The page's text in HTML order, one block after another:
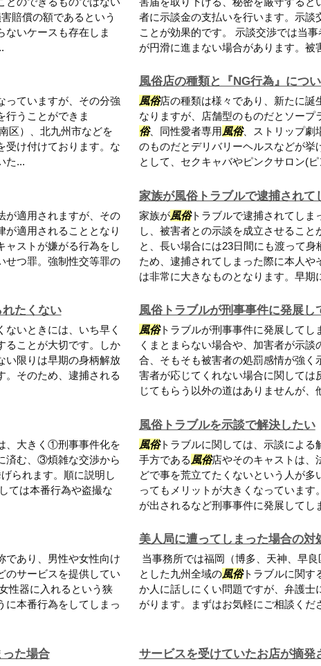
賠償の額であるという
ないケースも存在しま
者に示談金の支払いを行います。示談
ことが効果的です。 示談交渉では当
が円滑に進まない場合があります。被
っていますが、その分強
行うことができま
区）、北九州市などを
受け付けております。な
た...
風俗店の種類と『NG行為』につ
風俗店の種類は様々であり、新たに誕
なりますが、店舗型のものだとソープ
俗、同性愛者専用風俗、ストリップ劇
のものだとデリバリーヘルスなどが
として、セクキャバやピンクサロン(
が適用されますが、その
が適用されることとなり
ャストが嫌がる行為をし
せつ罪。強制性交等罪の
家族が風俗トラブルで逮捕されて
家族が風俗トラブルで逮捕されてしま
し、被害者との示談を成立させること
と、長い場合には23日間にも渡って
ため、逮捕されてしまった際に本人
は非常に大きなものとなります。早期
たくない
いときには、いち早く
ることが大切です。しか
い限りは早期の身柄解放
。そのため、逮捕される
風俗トラブルが刑事事件に発展し
風俗トラブルが刑事事件に発展してし
くまとまらない場合や、加害者が示
合、そもそも被害者の処罰感情が強く
害者が応じてくれない場合に関して
じてもらう以外の道はありませんが、
、大きく①刑事事件化を
済む、③煩雑な交渉から
られます。順に説明し
ては本番行為や盗撮な
風俗トラブルを示談で解決したい
風俗トラブルに関しては、示談による
手方である 風俗店やそのキャストは、
どで事を荒立てたくないという人が
ってもメリットが大きくなっていま
が出されるなど刑事事件に発展してし
であり、男性や女性向け
のサービスを提供してい
性器に入れるという狭
に本番行為をしてしまっ
美人局に遭ってしまった場合の対
当事務所では福岡（博多、天神、早
とした九州全域の風俗トラブルに関す
か人に話しにくい問題ですが、弁護
がります。まずはお気軽にご相談くだ
た場合 サービスを受けていたお店が摘発